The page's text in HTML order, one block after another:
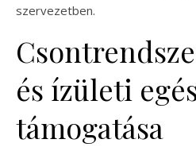
szervezetben.
és ízületi
támogatása